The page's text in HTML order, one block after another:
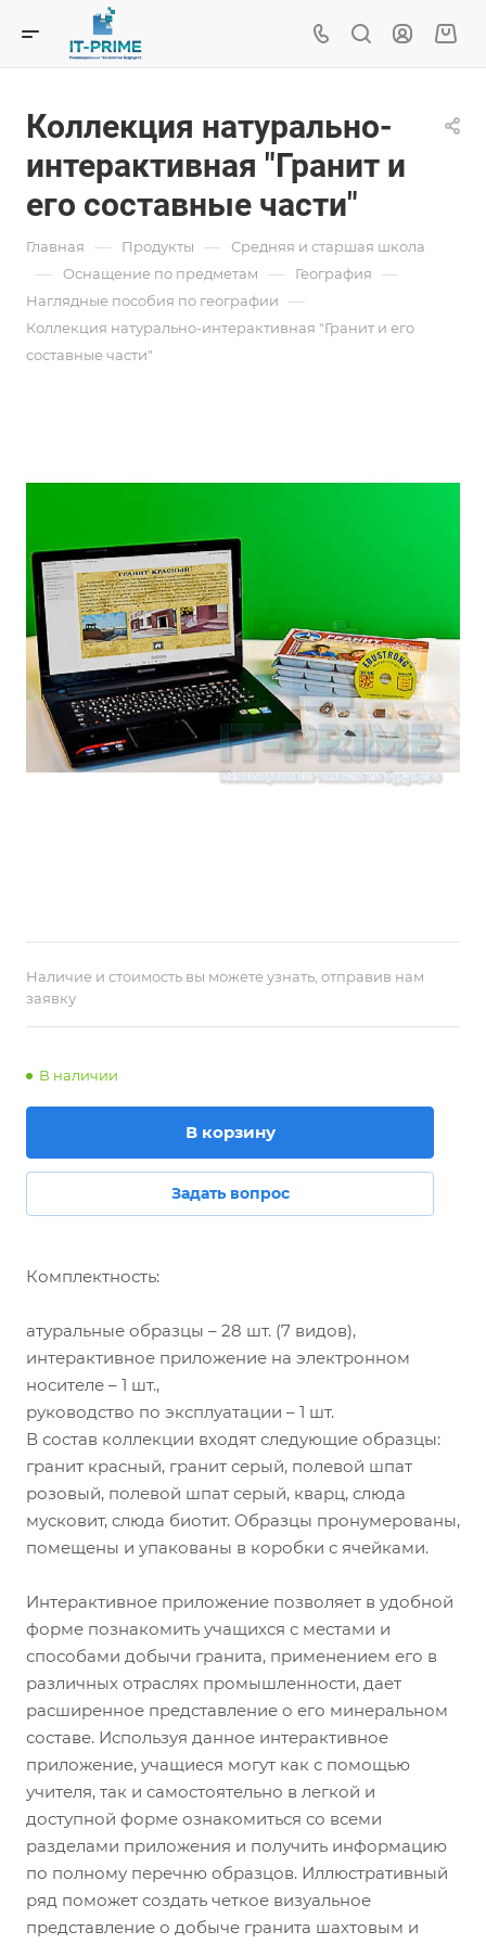
Коллекция натурально-
интерактивная "Гранит и
его составные части"
Главная — Продукты — Средняя и старшая школа
— Oснащение по предметам — География —
Наглядные пособия по географии —
Коллекция натурально-интерактивная "Гранит и его
составные части"
Наличие и стоимость вы можете узнать, отправив нам
заявку
В наличии
В корзину
Задать вопрос
Комплектность:
атуральные образцы – 28 шт. (7 видов),
интерактивное приложение на электронном
носителе – 1 шт.,
руководство по эксплуатации – 1 шт.
В состав коллекции входят следующие образцы:
гранит красный, гранит серый, полевой шпат
розовый, полевой шпат серый, кварц, слюда
мусковит, слюда биотит. Образцы пронумерованы,
помещены и упакованы в коробки с ячейками.
Интерактивное приложение позволяет в удобной
форме познакомить учащихся с местами и
способами добычи гранита, применением его в
различных отраслях промышленности, дает
расширенное представление о его минеральном
составе. Используя данное интерактивное
приложение, учащиеся могут как с помощью
учителя, так и самостоятельно в легкой и
доступной форме ознакомиться со всеми
разделами приложения и получить информацию
по полному перечню образцов. Иллюстративный
ряд поможет создать четкое визуальное
представление о добыче гранита шахтовым и